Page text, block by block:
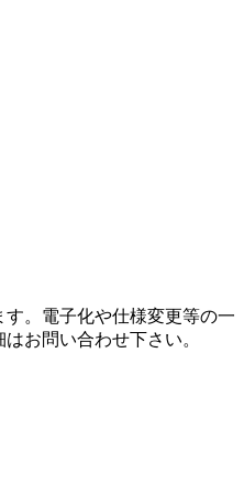
。電子化や仕様変更等の一
お問い合わせ下さい。